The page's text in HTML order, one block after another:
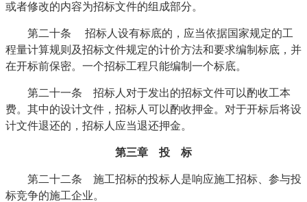
或者修改的内容为招标文件的组成部分。
第二十条 招标人设有标底的，应当依据国家规定的工
程量计算规则及招标文件规定的计价方法和要求编制标底，并
在开标前保密。一个招标工程只能编制一个标底。
第二十一条 招标人对于发出的招标文件可以酌收工本
费。其中的设计文件，招标人可以酌收押金。对于开标后将设
计文件退还的，招标人应当退还押金。
第三章 投 标
第二十二条 施工招标的投标人是响应施工招标、参与投
标竞争的施工企业。